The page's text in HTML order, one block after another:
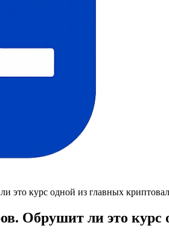
это курс одной из главных
Обрушит ли это